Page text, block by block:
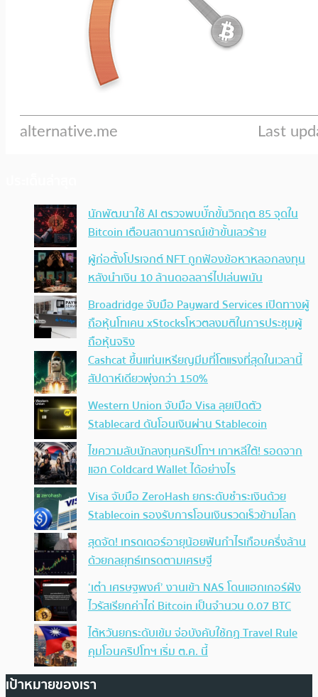
นักพัฒนาใช้ AI ตรวจพบบั๊กขั้นวิกฤต 85 จุดใน
Bitcoin เตือนสถานการณ์เข้าขั้นเลวร้าย
ผู้ก่อตั้งโปรเจกต์ NFT ถูกฟ้องข้อหาหลอกลงทุน
หลังนำเงิน 10 ล้านดอลลาร์ไปเล่นพนัน
Broadridge จับมือ Payward Services เปิดทางผู้
ถือหุ้นโทเคน xStocksโหวตลงมติในการประชุมผู้
ถือหุ้นจริง
Cashcat ขึ้นแท่นเหรียญมีมที่โตแรงที่สุดในเวลานี้
สัปดาห์เดียวพุ่งกว่า 150%
Western Union จับมือ Visa ลุยเปิดตัว
Stablecard ดันโอนเงินผ่าน Stablecoin
ไขความลับนักลงทุนคริปโทฯ เกาหลีใต้! รอดจาก
แฮก Coldcard Wallet ได้อย่างไร
Visa จับมือ ZeroHash ยกระดับชำระเงินด้วย
Stablecoin รองรับการโอนเงินรวดเร็วข้ามโลก
สุดจัด! เทรดเดอร์อายุน้อยฟันกำไรเกือบครึ่งล้าน
ด้วยกลยุทธ์เทรดตามเศรษฐี
‘เต๋า เศรษฐพงศ์’ งานเข้า NAS โดนแฮกเกอร์ฝัง
ไวรัสเรียกค่าไถ่ Bitcoin เป็นจำนวน 0.07 BTC
ไต้หวันยกระดับเข้ม จ่อบังคับใช้กฏ Travel Rule
คุมโอนคริปโทฯ เริ่ม ต.ค. นี้
เป้าหมายของเรา